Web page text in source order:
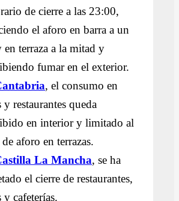
de cierre a las 23:00,
el aforo en barra a un
en terraza a la mitad y
fumar en el exterior.
, el consumo en
y restaurantes queda
en interior y limitado al
aforo en terrazas.
La Mancha, se ha
el cierre de restaurantes,
y cafeterías.